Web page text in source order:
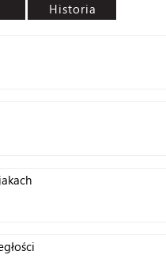
Historia